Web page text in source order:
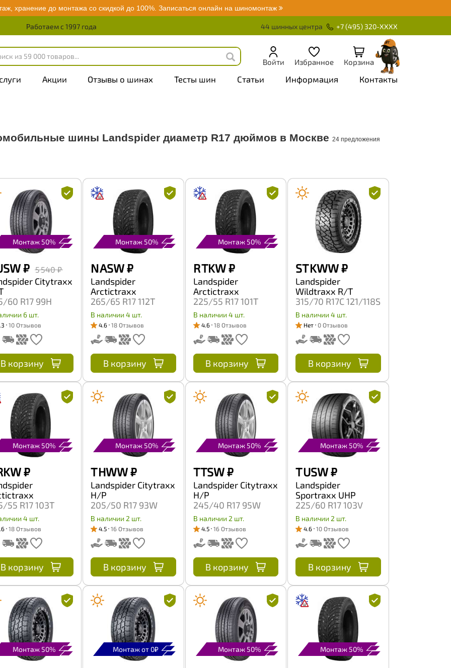
хранение до монтажа со скидкой до 100%. Записаться онлайн на шиномонтаж
Работаем с 1997 года 44 шинных центра +7 (495) 320-XXXX
Войти Избранное Корзина
Акции Отзывы о шинах Тесты шин Статьи Информация Контакты
шины Landspider диаметр R17 дюймов в Москве 24 предложения
Монтаж 50%
₽ 5 540 ₽
Citytraxx
60 R17 99H
6 шт.
10 Отзывов
В корзину
Монтаж 50%
N ASW₽
Landspider
Arctictraxx
265/65 R17 112T
В наличии 4 шт.
4.6 18 Отзывов
В корзину
Монтаж 50%
R TKW₽
Landspider
Arctictraxx
225/55 R17 101T
В наличии 4 шт.
4.6 18 Отзывов
В корзину
ST KWW₽
Landspider
Wildtraxx R/T
315/70 R17C 121/118S
В наличии 4 шт.
Нет 0 Отзывов
В корзину
Монтаж 50%
₽
55 R17 103T
4 шт.
18 Отзывов
В корзину
Монтаж 50%
T HWW₽
Landspider Citytraxx
H/P
205/50 R17 93W
В наличии 2 шт.
4.5 16 Отзывов
В корзину
Монтаж 50%
T TSW₽
Landspider Citytraxx
H/P
245/40 R17 95W
В наличии 2 шт.
4.5 16 Отзывов
В корзину
Монтаж 50%
T USW₽
Landspider
Sportraxx UHP
225/60 R17 103V
В наличии 2 шт.
4.6 10 Отзывов
В корзину
Монтаж 50% Монтаж от 0₽ Монтаж 50% Монтаж 50%